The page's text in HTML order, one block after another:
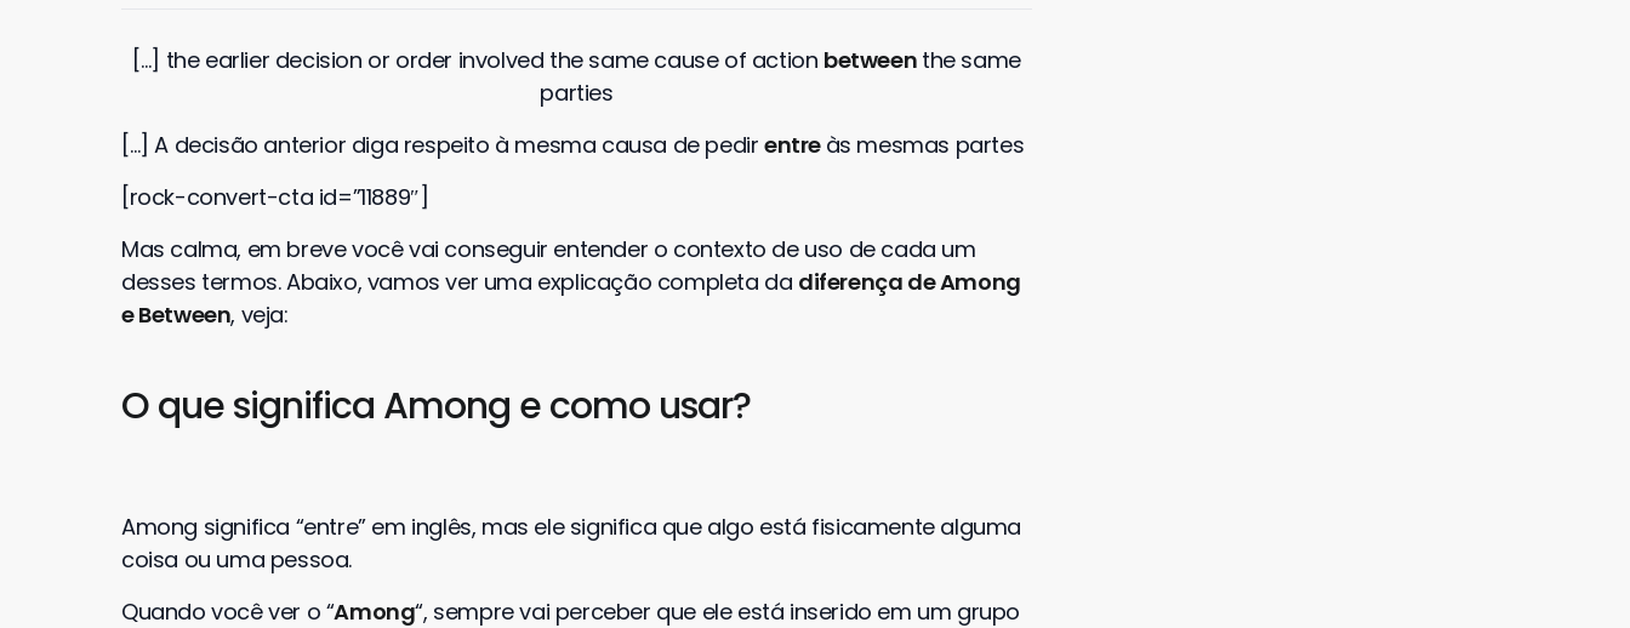
[…] the earlier decision or order involved the same cause of action between the same
parties
[…] A decisão anterior diga respeito à mesma causa de pedir entre às mesmas partes
[rock-convert-cta id=”11889″]
Mas calma, em breve você vai conseguir entender o contexto de uso de cada um
desses termos. Abaixo, vamos ver uma explicação completa da diferença de Among
e Between, veja:
O que significa Among e como usar?
Among significa “entre” em inglês, mas ele significa que algo está fisicamente alguma
coisa ou uma pessoa.
Quando você ver o “Among“, sempre vai perceber que ele está inserido em um grupo